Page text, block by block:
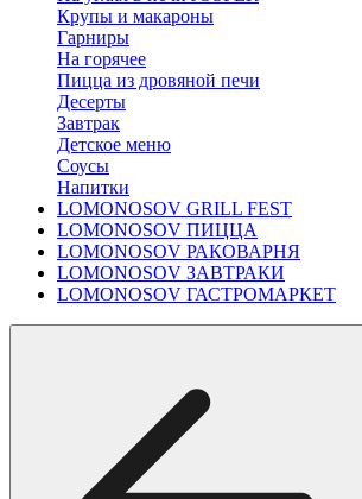
Крупы и макароны
Гарниры
На горячее
Пицца из дровяной печи
Десерты
Завтрак
Детское меню
Соусы
Напитки
LOMONOSOV GRILL FEST
LOMONOSOV ПИЦЦА
LOMONOSOV РАКОВАРНЯ
LOMONOSOV ЗАВТРАКИ
LOMONOSOV ГАСТРОМАРКЕТ